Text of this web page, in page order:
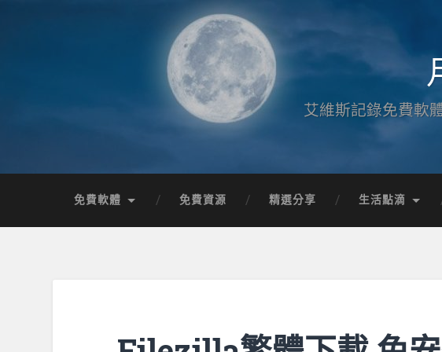
艾維斯記錄免費軟
免費軟體 免費資源 精選分享 生活點滴